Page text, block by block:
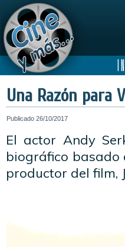
I
Una Razón para
Publicado 26/10/2017
El actor Andy
biográfico basado
productor del film,